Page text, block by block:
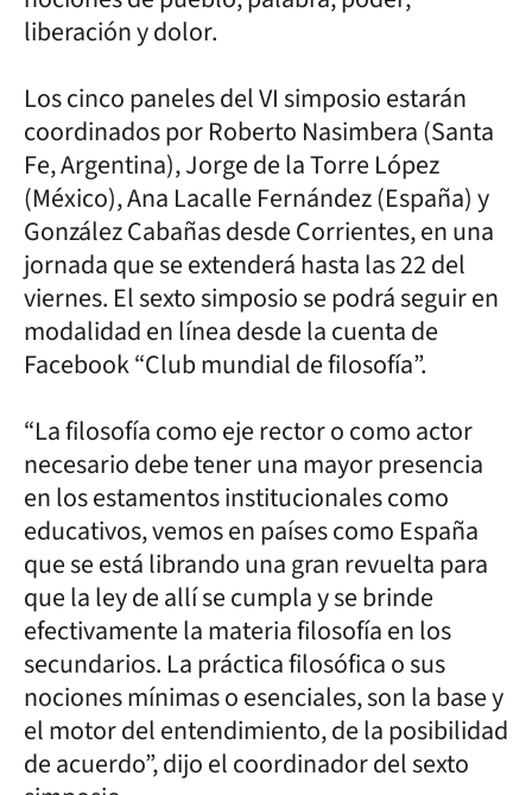
liberación y dolor.
Los cinco paneles del VI simposio estarán
coordinados por Roberto Nasimbera (Santa
Fe, Argentina), Jorge de la Torre López
(México), Ana Lacalle Fernández (España) y
González Cabañas desde Corrientes, en una
jornada que se extenderá hasta las 22 del
viernes. El sexto simposio se podrá seguir en
modalidad en línea desde la cuenta de
Facebook “Club mundial de filosofía”.
“La filosofía como eje rector o como actor
necesario debe tener una mayor presencia
en los estamentos institucionales como
educativos, vemos en países como España
que se está librando una gran revuelta para
que la ley de allí se cumpla y se brinde
efectivamente la materia filosofía en los
secundarios. La práctica filosófica o sus
nociones mínimas o esenciales, son la base y
el motor del entendimiento, de la posibilidad
de acuerdo”, dijo el coordinador del sexto